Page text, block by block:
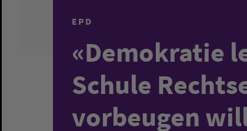
EPD
«Demokratie
Schule
vorbeugen